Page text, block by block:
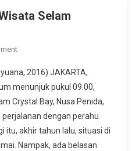
Selam
On
Arlindo,
Surga
Wisata
Selam
Unggulan
Indonesia
2016) JAKARTA,
menunjuk pukul 09.00,
Crystal Bay, Nusa Penida,
dengan perahu
itu, akhir tahun lalu, situasi di
Nampak, ada belasan